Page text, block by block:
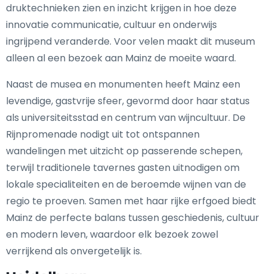
druktechnieken zien en inzicht krijgen in hoe deze
innovatie communicatie, cultuur en onderwijs
ingrijpend veranderde. Voor velen maakt dit museum
alleen al een bezoek aan Mainz de moeite waard.
Naast de musea en monumenten heeft Mainz een
levendige, gastvrije sfeer, gevormd door haar status
als universiteitsstad en centrum van wijncultuur. De
Rijnpromenade nodigt uit tot ontspannen
wandelingen met uitzicht op passerende schepen,
terwijl traditionele tavernes gasten uitnodigen om
lokale specialiteiten en de beroemde wijnen van de
regio te proeven. Samen met haar rijke erfgoed biedt
Mainz de perfecte balans tussen geschiedenis, cultuur
en modern leven, waardoor elk bezoek zowel
verrijkend als onvergetelijk is.